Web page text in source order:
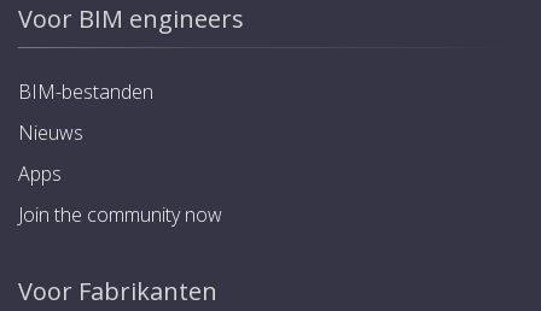
Voor BIM engineers
BIM-bestanden
Nieuws
Apps
Join the community now
Voor Fabrikanten